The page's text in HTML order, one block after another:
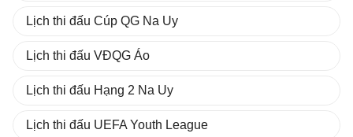
Lịch thi đấu Cúp QG Na Uy
Lịch thi đấu VĐQG Áo
Lịch thi đấu Hạng 2 Na Uy
Lịch thi đấu UEFA Youth League